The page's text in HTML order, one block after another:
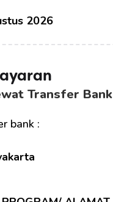
2026
Transfer Bank
bank :